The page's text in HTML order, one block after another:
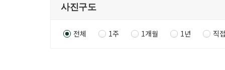
전체 1주 1개월 1년 직